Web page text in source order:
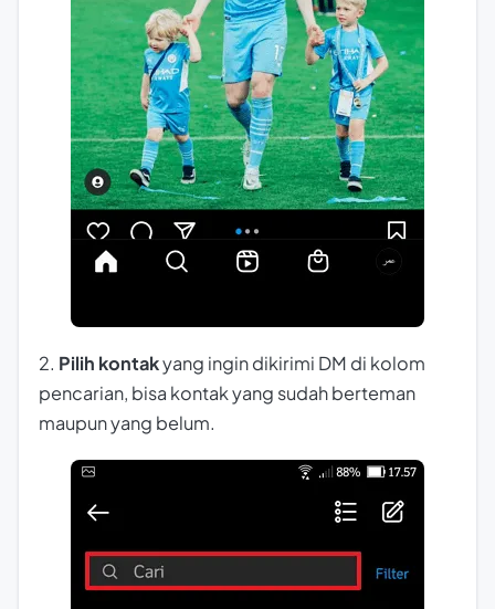
2. Pilih kontakyang ingin dikirimi DM di kolom
pencarian, bisa kontak yang sudah berteman
maupun yang belum.